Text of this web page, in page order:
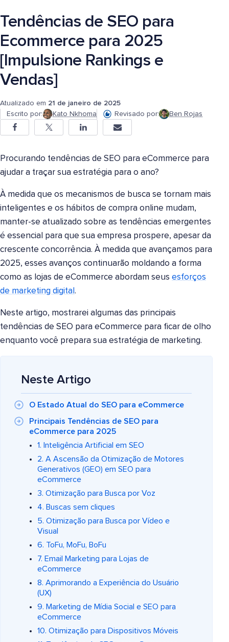
Tendências de SEO para
Ecommerce para 2025
[Impulsione Rankings e
Vendas]
Atualizado em 21 de janeiro de 2025
Escrito por:
Kato Nkhoma Revisado por: Ben Rojas
Procurando tendências de SEO para eCommerce para
ajudar a traçar sua estratégia para o ano?
À medida que os mecanismos de busca se tornam mais
inteligentes e os hábitos de compra online mudam,
manter-se atualizado sobre as tendências emergentes
é essencial para que sua empresa prospere, apesar da
crescente concorrência. À medida que avançamos para
2025, esses avanços continuarão moldando a forma
como as lojas de eCommerce abordam seus esforços
de marketing digital .
Neste artigo, mostrarei algumas das principais
tendências de SEO para eCommerce para ficar de olho
enquanto você prepara sua estratégia de marketing.
Neste Artigo
O Estado Atual do SEO para eCommerce
Principais Tendências de SEO para
eCommerce para 2025
1. Inteligência Artificial em SEO
2. A Ascensão da Otimização de Motores
Generativos (GEO) em SEO para
eCommerce
3. Otimização para Busca por Voz
4. Buscas sem cliques
5. Otimização para Busca por Vídeo e
Visual
6. ToFu, MoFu, BoFu
7. Email Marketing para Lojas de
eCommerce
8. Aprimorando a Experiência do Usuário
(UX)
9. Marketing de Mídia Social e SEO para
eCommerce
10. Otimização para Dispositivos Móveis